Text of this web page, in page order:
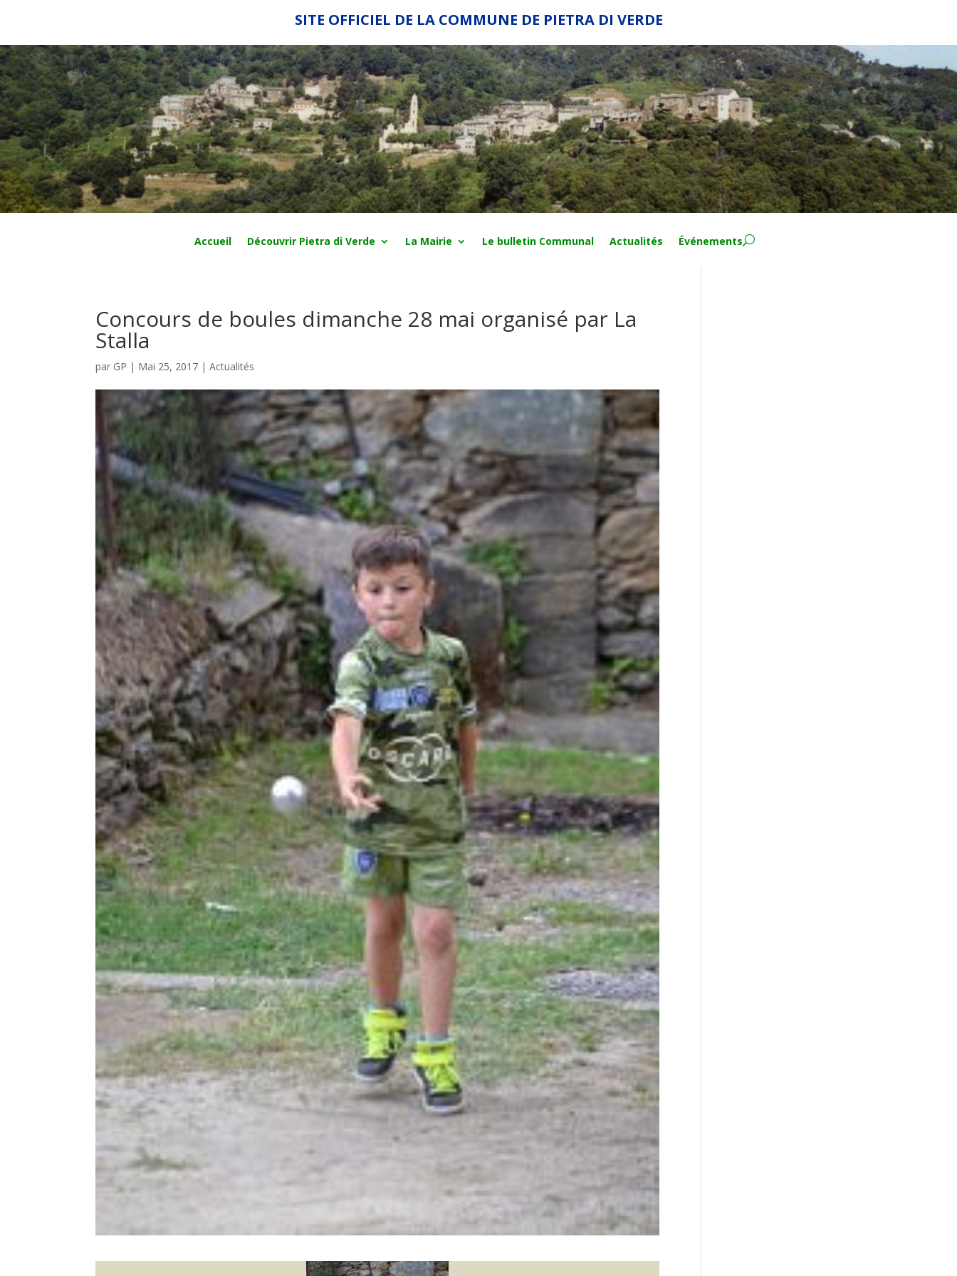
SITE OFFICIEL DE LA COMMUNE DE PIETRA DI VERDE
Accueil Découvrir Pietra di Verde La Mairie Le bulletin Communal Actualités Événements
Concours de boules dimanche 28 mai organisé par La
Stalla
par GP | Mai 25, 2017 |Actualités